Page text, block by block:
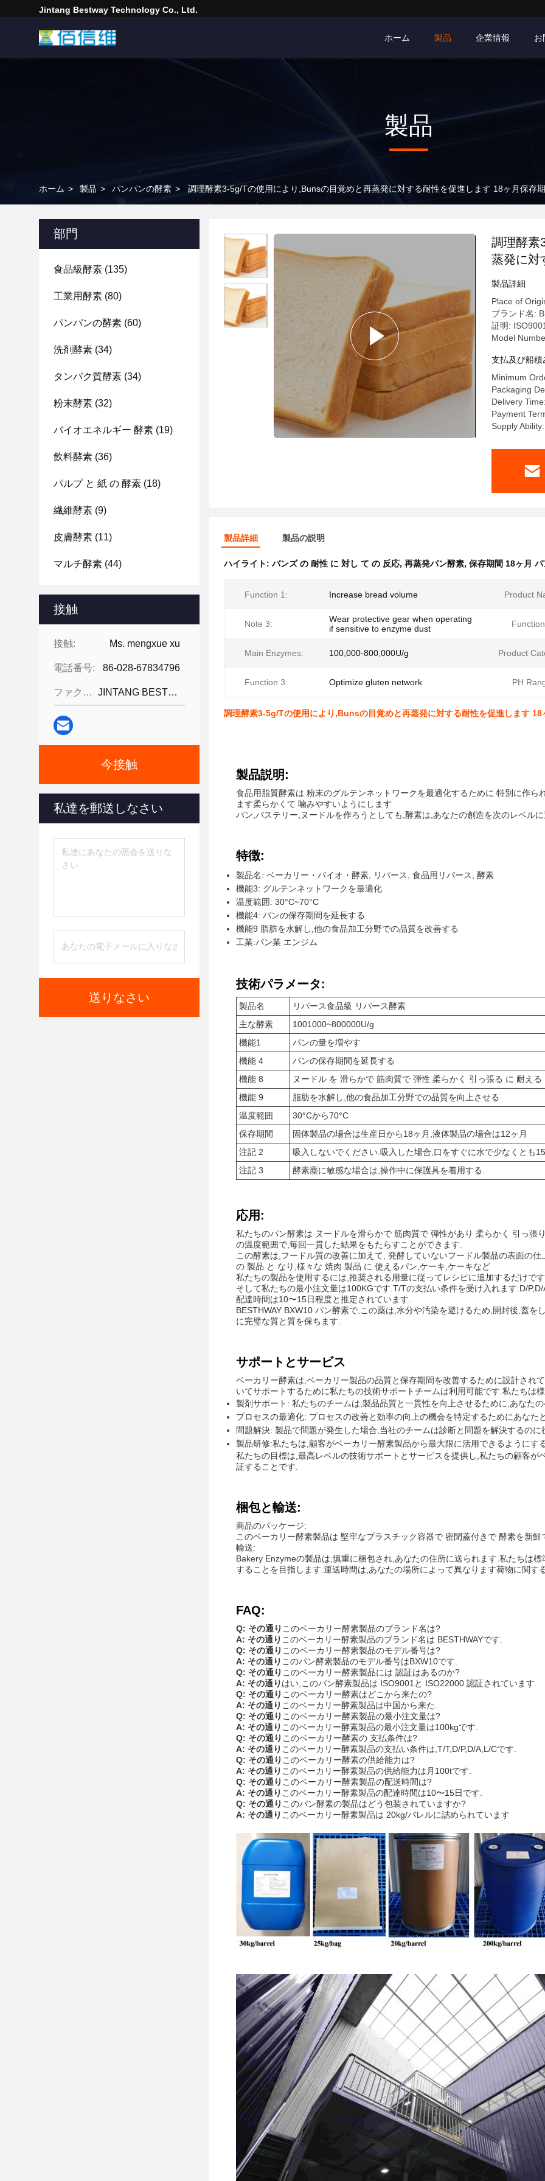
Jintang Bestway Technology Co., Ltd.
ホーム 製品 企業情報 お
製品
ホーム > 製品 > パンパンの酵素 > 調理酵素3-5g/Tの使用により,Bunsの目覚めと再蒸発に対する耐性を促進します 18ヶ月保存
部門
食品級酵素 (135)
工業用酵素 (80)
パンパンの酵素 (60)
洗剤酵素 (34)
タンパク質酵素 (34)
粉末酵素 (32)
バイオエネルギー 酵素 (19)
飲料酵素 (36)
パルプ と 紙 の 酵素 (18)
繊維酵素 (9)
皮膚酵素 (11)
マルチ酵素 (44)
接触
接触: Ms. mengxue xu
電話番号: 86-028-67834796
ファクシミリ: JINTANG BESTWAY TECHNOLOGY CO
今接触
私達を郵送しなさい
送りなさい
調理酵素
蒸発に対
製品詳細
Place of
ブランド名:
証明:
Model
支払及び船積
Minimum
Packaging
Delivery
Payment
Supply
製品詳細 製品の説明
ハイライト: バンズ の 耐性 に 対し て の 反応, 再蒸発パン酵素, 保存期間 18ヶ月
Function 1: Increase bread volume Product
Note 3:
Wear protective gear when operating
if sensitive to enzyme dust
Main Enzymes: 100,000-800,000U/g Product
Function 3: Optimize gluten network PH
調理酵素3-5g/Tの使用により,Bunsの目覚めと再蒸発に対する耐性を促進します 18
製品説明:
食品用脂質酵素は 粉末のグルテンネットワークを最適化するために 特別に作
ます柔らかくて 噛みやすいようにします
パン,パステリー,ヌードルを作ろうとしても,酵素は,あなたの創造を次のレベルに
特徴:
製品名: ベーカリー・バイオ・酵素, リパース, 食品用リパース, 酵素
機能3: グルテンネットワークを最適化
温度範囲: 30°C~70°C
機能4: パンの保存期間を延長する
機能9 脂肪を水解し,他の食品加工分野での品質を改善する
工業:パン業 エンジム
技術パラメータ:
製品名
リパース食品級 リパース酵素
主な酵素
1001000~800000U/g
機能1
パンの量を増やす
機能 4
パンの保存期間を延長する
機能 8
ヌードル を 滑らかで 筋肉質で 弾性 柔らかく 引っ張る に 耐える
機能 9
脂肪を水解し,他の食品加工分野での品質を向上させる
温度範囲
30°Cから70°C
保存期間
固体製品の場合は生産日から18ヶ月,液体製品の場合は12ヶ月
注記 2
吸入しないでください.吸入した場合,口をすぐに水で少なくとも
注記 3
酵素塵に敏感な場合は,操作中に保護具を着用する.
応用:
私たちのパン酵素は ヌードルを滑らかで 筋肉質で 弾性があり 柔らかく 引っ張
の温度範囲で,毎回一貫した結果をもたらすことができます.
この酵素は,フードル質の改善に加えて, 発酵していないフードル製品の表面の
の 製品 と なり,様々な 焼肉 製品 に 使えるパン,ケーキ,ケーキなど
私たちの製品を使用するには,推奨される用量に従ってレシピに追加するだけで
そして私たちの最小注文量は100KGです.T/Tの支払い条件を受け入れます.D/
配達時間は10〜15日程度と推定されています.
BESTHWAY BXW10 パン酵素で,この薬は,水分や汚染を避けるため,開封後,蓋を
に完璧な質と質を保ちます.
サポートとサービス
ベーカリー酵素は,ベーカリー製品の品質と保存期間を改善するために設計され
いてサポートするために私たちの技術サポートチームは利用可能です.私たちは
製剤サポート: 私たちのチームは,製品品質と一貫性を向上させるために,あなた
プロセスの最適化: プロセスの改善と効率の向上の機会を特定するためにあなた
問題解決: 製品で問題が発生した場合,当社のチームは診断と問題を解決するのに
製品研修:私たちは,顧客がベーカリー酵素製品から最大限に活用できるようにす
私たちの目標は,最高レベルの技術サポートとサービスを提供し,私たちの顧客
証することです.
梱包と輸送:
商品のパッケージ:
このベーカリー酵素製品は 堅牢なプラスチック容器で 密閉蓋付きで 酵素を新鮮
輸送:
Bakery Enzymeの製品は,慎重に梱包され,あなたの住所に送られます.私たちは
することを目指します.運送時間は,あなたの場所によって異なります荷物に関
FAQ:
Q: その通り このベーカリー酵素製品のブランド名は?
A: その通り このベーカリー酵素製品のブランド名は BESTHWAYです.
Q: その通り このベーカリー酵素製品のモデル番号は?
A: その通り このパン酵素製品のモデル番号はBXW10です.
Q: その通り このベーカリー酵素製品には 認証はあるのか?
A: その通り はい,このパン酵素製品は ISO9001と ISO22000 認証されています.
Q: その通り このベーカリー酵素はどこから来たの?
A: その通り このベーカリー酵素製品は中国から来た.
Q: その通り このベーカリー酵素製品の最小注文量は?
A: その通り このベーカリー酵素製品の最小注文量は100kgです.
Q: その通り このベーカリー酵素の 支払条件は?
A: その通り このベーカリー酵素製品の支払い条件は,T/T,D/P,D/A,L/Cです.
Q: その通り このベーカリー酵素の供給能力は?
A: その通り このベーカリー酵素製品の供給能力は月100tです.
Q: その通り このベーカリー酵素製品の配送時間は?
A: その通り このベーカリー酵素製品の配達時間は10〜15日です.
Q: その通り このパン酵素の製品はどう包装されていますか?
A: その通り このベーカリー酵素製品は 20kg/バレルに詰められています